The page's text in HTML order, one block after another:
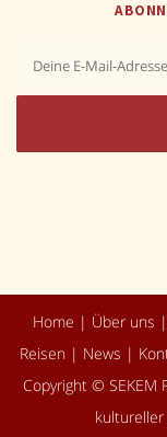
Home | Über uns |
Reisen | News |
Copyright © SEKEM
kultureller